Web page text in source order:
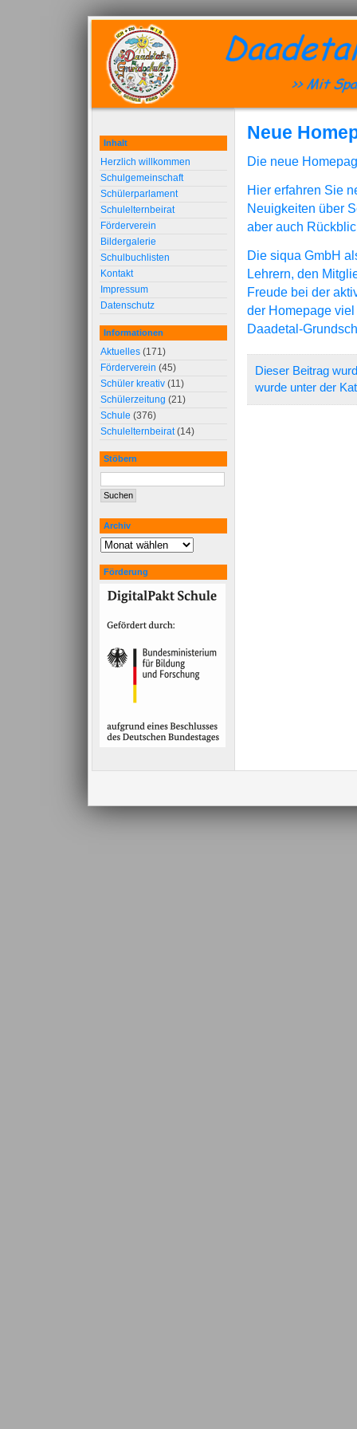
Neue
Die neue
Hier erfahren Sie
Neuigkeiten über
aber auch
Die siqua GmbH
Lehrern, den
Freude bei der
der Homepage
Daadetal-
Dieser Beitrag
wurde unter der
Inhalt
Herzlich willkommen
Schulgemeinschaft
Schülerparlament
Schulelternbeirat
Förderverein
Bildergalerie
Schulbuchlisten
Kontakt
Impressum
Datenschutz
Informationen
Aktuelles (171)
Förderverein (45)
Schüler kreativ (11)
Schülerzeitung (21)
Schule (376)
Schulelternbeirat(14)
Stöbern
Archiv
Förderung